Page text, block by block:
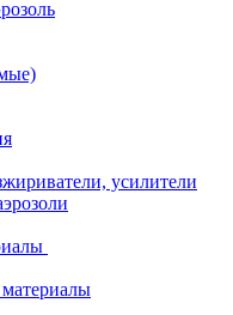
усилители